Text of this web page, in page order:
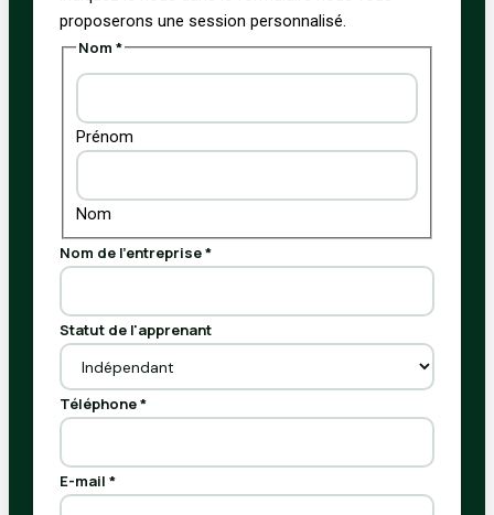
proposerons une session personnalisé.
Téléphone
Liste
Nom*
Prénom
Nom
Nom de l'entreprise*
Statut de l'apprenant
Téléphone*
E-mail*